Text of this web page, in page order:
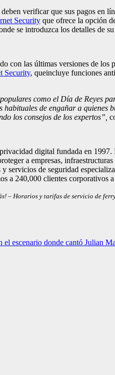
verificar que sus pagos en
Security que ofrece la opción
se introduzca los detalles de
con las últimas versiones de los
Security, queincluye funciones
populares como el Día de Reyes
habituales de engañar a
los consejos de los expertos”,
digital fundada en
a empresas,
servicios de seguridad
a 240,000 clientes corporativos
– Horarios y tarifas de servicio de
el escenario donde cantó Julian